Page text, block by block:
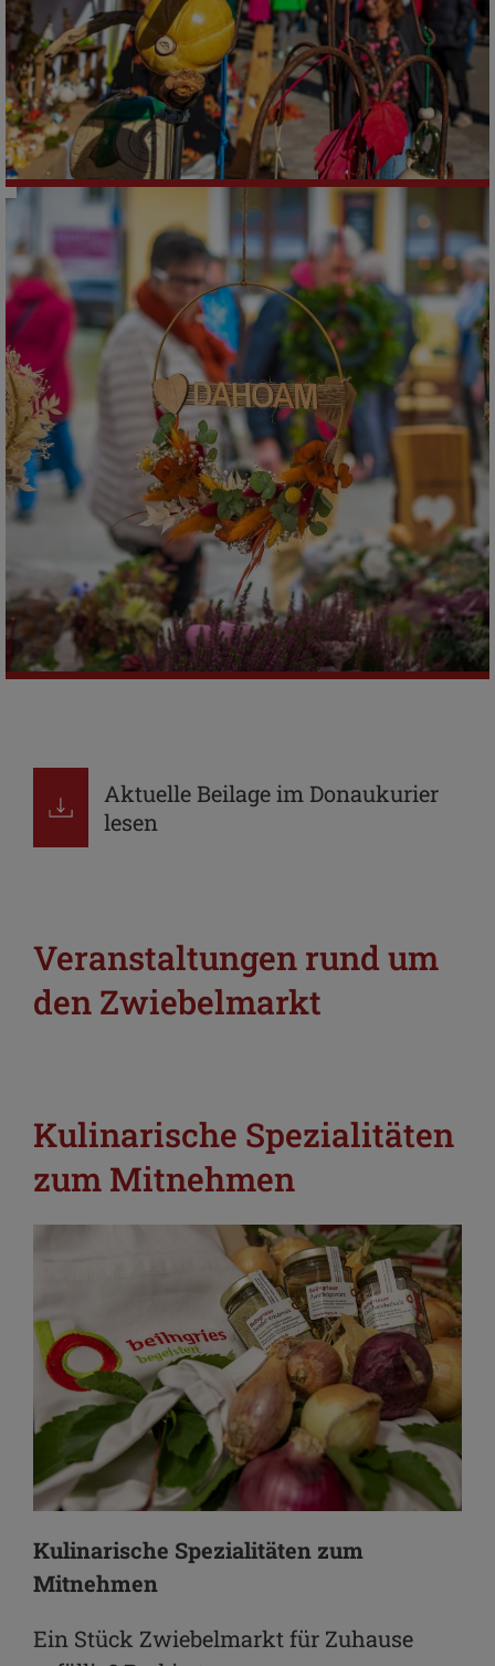
Aktuelle Beilage im Donaukurier
lesen
Veranstaltungen rund um
den Zwiebelmarkt
Kulinarische Spezialitäten
zum Mitnehmen
Kulinarische Spezialitäten zum
Mitnehmen
Ein Stück Zwiebelmarkt für Zuhause